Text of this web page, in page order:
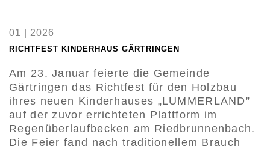
01 | 2026
RICHTFEST KINDERHAUS GÄRTRINGEN
Am 23. Januar feierte die Gemeinde
Gärtringen das Richtfest für den Holzbau
ihres neuen Kinderhauses „LUMMERLAND”
auf der zuvor errichteten Plattform im
Regenüberlaufbecken am Riedbrunnenbach.
Die Feier fand nach traditionellem Brauch